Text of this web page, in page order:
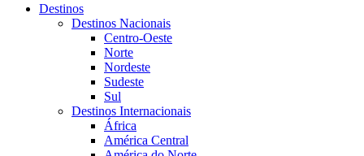
Destinos
Destinos Nacionais
Centro-Oeste
Norte
Nordeste
Sudeste
Sul
Destinos Internacionais
África
América Central